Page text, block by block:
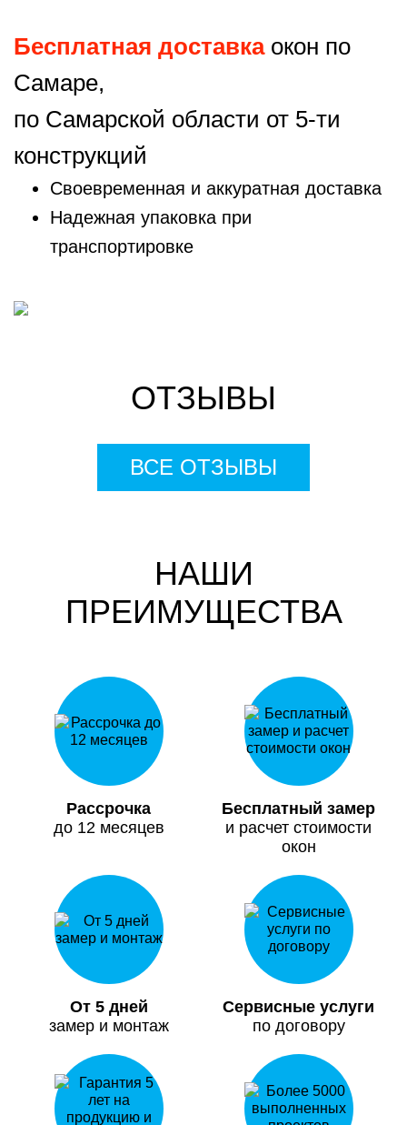
Бесплатная доставкаокон по
Самаре,
по Самарской области от 5-ти
конструкций
Своевременная и аккуратная доставка
Надежная упаковка при
транспортировке
ОТЗЫВЫ
ВСЕ ОТЗЫВЫ
НАШИ
ПРЕИМУЩЕСТВА
Рассрочка
до 12 месяцев
Бесплатный замер
и расчет стоимости
окон
От 5 дней
замер и монтаж
Сервисные услуги
по договору